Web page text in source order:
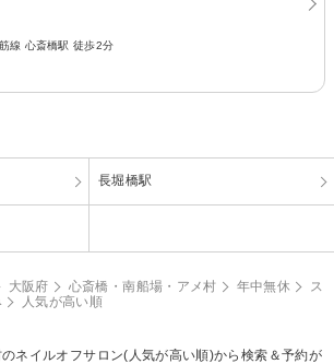
線 心斎橋駅 徒歩2分
長堀橋駅
大阪府 心斎橋・南船場・アメ村 年中無休
ス
人気が高い順
ネイルオフサロン(人気が高い順)から検索＆予約が